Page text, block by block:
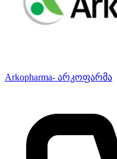
Arkopharma- არკოფარმა